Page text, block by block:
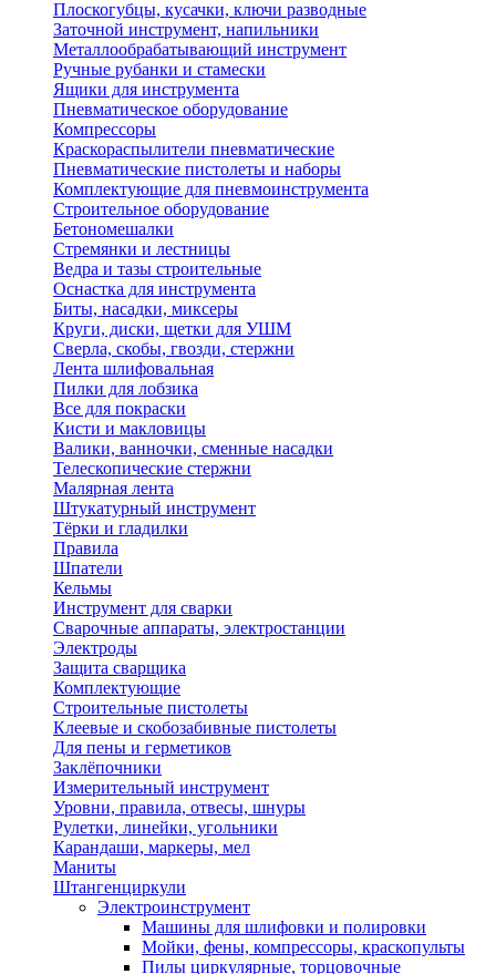
Плоскогубцы, кусачки, ключи разводные
Заточной инструмент, напильники
Металлообрабатывающий инструмент
Ручные рубанки и стамески
Ящики для инструмента
Пневматическое оборудование
Компрессоры
Краскораспылители пневматические
Пневматические пистолеты и наборы
Комплектующие для пневмоинструмента
Строительное оборудование
Бетономешалки
Стремянки и лестницы
Ведра и тазы строительные
Оснастка для инструмента
Биты, насадки, миксеры
Круги, диски, щетки для УШМ
Сверла, скобы, гвозди, стержни
Лента шлифовальная
Пилки для лобзика
Все для покраски
Кисти и макловицы
Валики, ванночки, сменные насадки
Телескопические стержни
Малярная лента
Штукатурный инструмент
Тёрки и гладилки
Правила
Шпатели
Кельмы
Инструмент для сварки
Сварочные аппараты, электростанции
Электроды
Защита сварщика
Комплектующие
Строительные пистолеты
Клеевые и скобозабивные пистолеты
Для пены и герметиков
Заклёпочники
Измерительный инструмент
Уровни, правила, отвесы, шнуры
Рулетки, линейки, угольники
Карандаши, маркеры, мел
Маниты
Штангенциркули
Электроинструмент
Машины для шлифовки и полировки
Мойки, фены, компрессоры, краскопульты
Пилы циркулярные, торцовочные